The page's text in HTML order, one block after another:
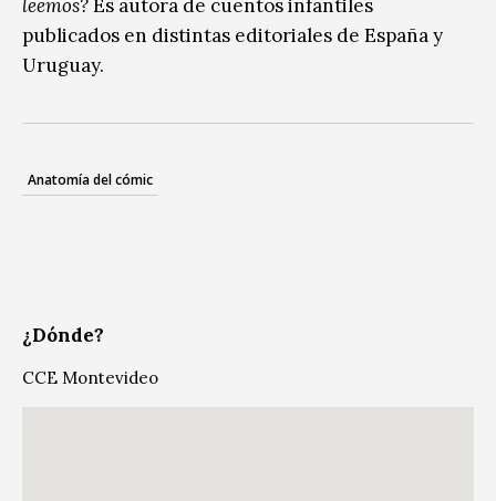
leemos?Es autora de cuentos infantiles
publicados en distintas editoriales de España y
Uruguay.
Anatomía del cómic
¿Dónde?
CCE Montevideo